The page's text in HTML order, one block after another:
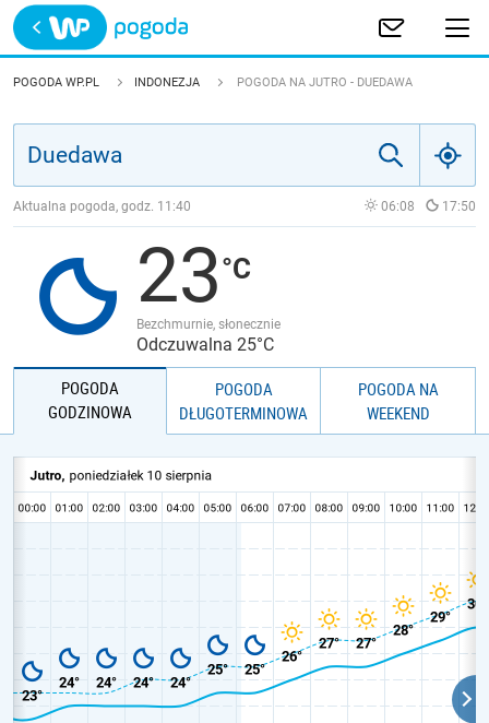
Trwa ładowanie
POLSKA
JAKOŚĆ POWIETRZA
POGODA WP.PL INDONEZJA POGODA NA JUTRO - DUEDAWA
Aktualna pogoda, godz. 11:40 06:08 17:50
23
Bezchmurnie, słonecznie
Odczuwalna 25°C
POGODA
GODZINOWA
POGODA
DŁUGOTERMINOWA
POGODA NA
WEEKEND